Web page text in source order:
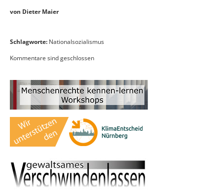
von Dieter Maier
Schlagworte: Nationalsozialismus
Kommentare sind geschlossen